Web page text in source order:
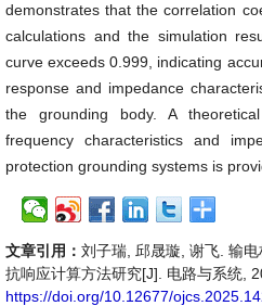
demonstrates that the correlation
calculations and the simulation
curve exceeds 0.999, indicating
response and impedance
the grounding body. A
frequency characteristics and
protection grounding systems is
文章引用： 刘子瑞, 邱晟璇, 谢飞. 输
抗响应计算方法研究[J]. 电路与系统,
https://doi.org/10.12677/